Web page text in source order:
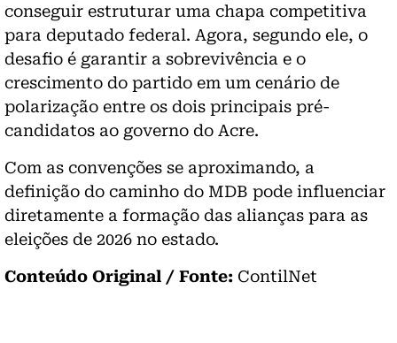
conseguir estruturar uma chapa competitiva
para deputado federal. Agora, segundo ele, o
desafio é garantir a sobrevivência e o
crescimento do partido em um cenário de
polarização entre os dois principais pré-
candidatos ao governo do Acre.
Com as convenções se aproximando, a
definição do caminho do MDB pode influenciar
diretamente a formação das alianças para as
eleições de 2026 no estado.
Conteúdo Original / Fonte: ContilNet